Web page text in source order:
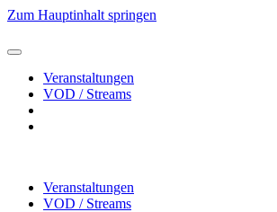
Zum Hauptinhalt springen
Veranstaltungen
VOD / Streams
Veranstaltungen
VOD / Streams